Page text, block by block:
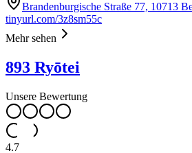
Brandenburgische Straße 77, 10713
tinyurl.com/3z8sm55c
Mehr sehen
893 Ryōtei
Unsere Bewertung
4.7